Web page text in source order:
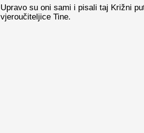
Upravo su oni sami i pisali taj Križni
vjeroučiteljice Tine.